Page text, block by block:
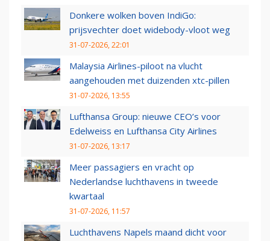
Donkere wolken boven IndiGo:
prijsvechter doet widebody-vloot weg
31-07-2026, 22:01
Malaysia Airlines-piloot na vlucht
aangehouden met duizenden xtc-pillen
31-07-2026, 13:55
Lufthansa Group: nieuwe CEO’s voor
Edelweiss en Lufthansa City Airlines
31-07-2026, 13:17
Meer passagiers en vracht op
Nederlandse luchthavens in tweede
kwartaal
31-07-2026, 11:57
Luchthavens Napels maand dicht voor